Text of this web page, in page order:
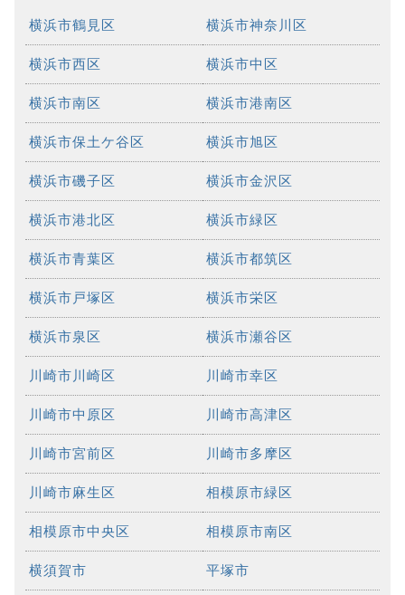
横浜市鶴見区 横浜市神奈川区
横浜市西区 横浜市中区
横浜市南区 横浜市港南区
横浜市保土ケ谷区 横浜市旭区
横浜市磯子区 横浜市金沢区
横浜市港北区 横浜市緑区
横浜市青葉区 横浜市都筑区
横浜市戸塚区 横浜市栄区
横浜市泉区 横浜市瀬谷区
川崎市川崎区 川崎市幸区
川崎市中原区 川崎市高津区
川崎市宮前区 川崎市多摩区
川崎市麻生区 相模原市緑区
相模原市中央区 相模原市南区
横須賀市 平塚市